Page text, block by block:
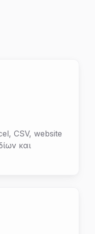
CSV, website
και